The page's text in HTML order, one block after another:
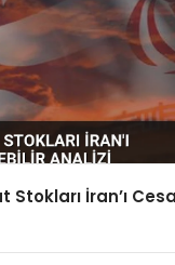
Stokları İran’ı